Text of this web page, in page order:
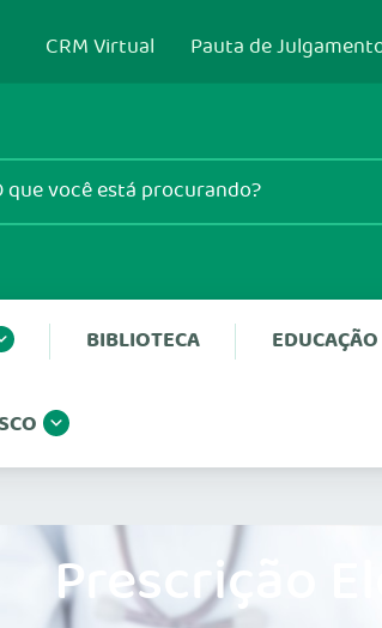
CRM Virtual Pauta de
BIBLIOTECA EDUCAÇÃO
Prescrição